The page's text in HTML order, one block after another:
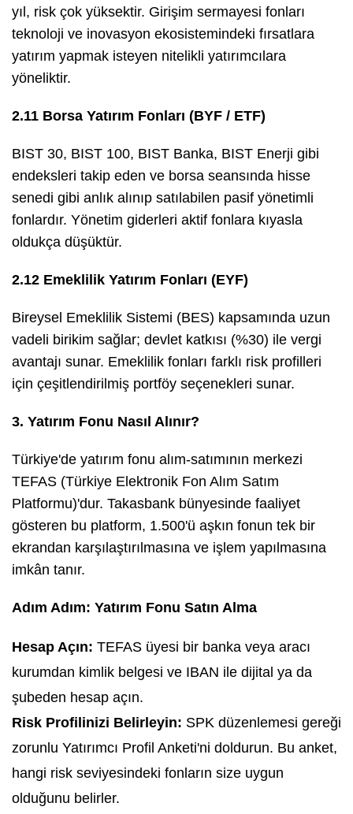
yıl, risk çok yüksektir. Girişim sermayesi fonları
teknoloji ve inovasyon ekosistemindeki fırsatlara
yatırım yapmak isteyen nitelikli yatırımcılara
yöneliktir.
2.11 Borsa Yatırım Fonları (BYF / ETF)
BIST 30, BIST 100, BIST Banka, BIST Enerji gibi
endeksleri takip eden ve borsa seansında hisse
senedi gibi anlık alınıp satılabilen pasif yönetimli
fonlardır. Yönetim giderleri aktif fonlara kıyasla
oldukça düşüktür.
2.12 Emeklilik Yatırım Fonları (EYF)
Bireysel Emeklilik Sistemi (BES) kapsamında uzun
vadeli birikim sağlar; devlet katkısı (%30) ile vergi
avantajı sunar. Emeklilik fonları farklı risk profilleri
için çeşitlendirilmiş portföy seçenekleri sunar.
3. Yatırım Fonu Nasıl Alınır?
Türkiye'de yatırım fonu alım-satımının merkezi
TEFAS (Türkiye Elektronik Fon Alım Satım
Platformu)'dur. Takasbank bünyesinde faaliyet
gösteren bu platform, 1.500'ü aşkın fonun tek bir
ekrandan karşılaştırılmasına ve işlem yapılmasına
imkân tanır.
Adım Adım: Yatırım Fonu Satın Alma
Hesap Açın: TEFAS üyesi bir banka veya aracı
kurumdan kimlik belgesi ve IBAN ile dijital ya da
şubeden hesap açın.
Risk Profilinizi Belirleyin: SPK düzenlemesi gereği
zorunlu Yatırımcı Profil Anketi'ni doldurun. Bu anket,
hangi risk seviyesindeki fonların size uygun
olduğunu belirler.